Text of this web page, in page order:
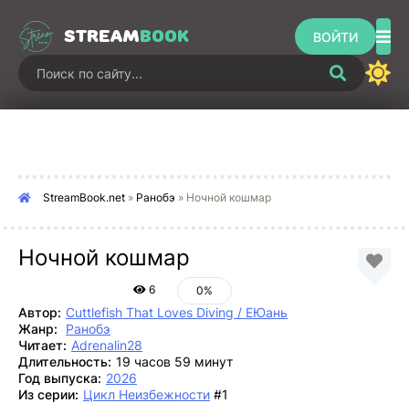
STREAMBOOK ВОЙТИ
StreamBook.net » Ранобэ » Ночной кошмар
Ночной кошмар
6 0%
Автор: Cuttlefish That Loves Diving / ЕЮань
Жанр:
Ранобэ
Читает: Adrenalin28
Длительность: 19 часов 59 минут
Год выпуска: 2026
Из серии: Цикл Неизбежности #1